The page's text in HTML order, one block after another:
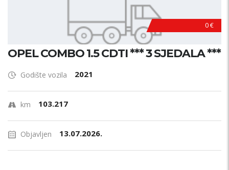
0 €
OPEL COMBO 1.5 CDTI *** 3 SJEDALA ***
Godište vozila 2021
km 103.217
Objavljen 13.07.2026.